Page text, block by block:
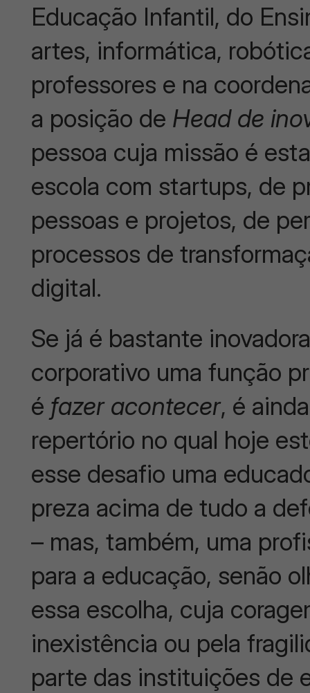
Educação Infantil, do
artes, informática,
professores e na
a posição de Head de
pessoa cuja missão é
escola com startups, de
pessoas e projetos, de
processos de
digital.
Se já é bastante
corporativo uma função
é fazer acontecer, é
repertório no qual hoje
esse desafio uma
preza acima de tudo a
– mas, também, uma
para a educação, senão
essa escolha, cuja
inexistência ou pela
parte das instituições de